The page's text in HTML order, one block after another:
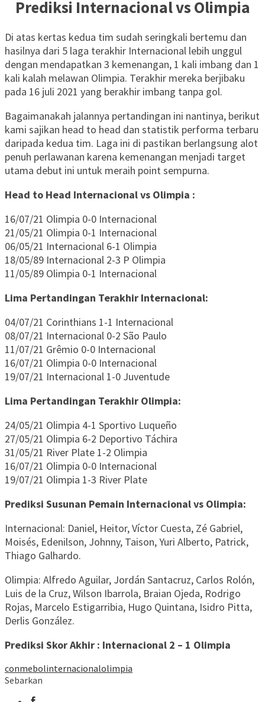
Prediksi Internacional vs Olimpia
Di atas kertas kedua tim sudah seringkali bertemu dan
hasilnya dari 5 laga terakhir Internacional lebih unggul
dengan mendapatkan 3 kemenangan, 1 kali imbang dan 1
kali kalah melawan Olimpia. Terakhir mereka berjibaku
pada 16 juli 2021 yang berakhir imbang tanpa gol.
Bagaimanakah jalannya pertandingan ini nantinya, berikut
kami sajikan head to head dan statistik performa terbaru
daripada kedua tim. Laga ini di pastikan berlangsung alot
penuh perlawanan karena kemenangan menjadi target
utama debut ini untuk meraih point sempurna.
Head to Head Internacional vs Olimpia :
16/07/21 Olimpia 0-0 Internacional
21/05/21 Olimpia 0-1 Internacional
06/05/21 Internacional 6-1 Olimpia
18/05/89 Internacional 2-3 P Olimpia
11/05/89 Olimpia 0-1 Internacional
Lima Pertandingan Terakhir Internacional:
04/07/21 Corinthians 1-1 Internacional
08/07/21 Internacional 0-2 São Paulo
11/07/21 Grêmio 0-0 Internacional
16/07/21 Olimpia 0-0 Internacional
19/07/21 Internacional 1-0 Juventude
Lima Pertandingan Terakhir Olimpia:
24/05/21 Olimpia 4-1 Sportivo Luqueño
27/05/21 Olimpia 6-2 Deportivo Táchira
31/05/21 River Plate 1-2 Olimpia
16/07/21 Olimpia 0-0 Internacional
19/07/21 Olimpia 1-3 River Plate
Prediksi Susunan Pemain Internacional vs Olimpia:
Internacional: Daniel, Heitor, Víctor Cuesta, Zé Gabriel,
Moisés, Edenilson, Johnny, Taison, Yuri Alberto, Patrick,
Thiago Galhardo.
Olimpia: Alfredo Aguilar, Jordán Santacruz, Carlos Rolón,
Luis de la Cruz, Wilson Ibarrola, Braian Ojeda, Rodrigo
Rojas, Marcelo Estigarribia, Hugo Quintana, Isidro Pitta,
Derlis González.
Prediksi Skor Akhir : Internacional 2 – 1 Olimpia
conmebolinternacionalolimpia
Sebarkan